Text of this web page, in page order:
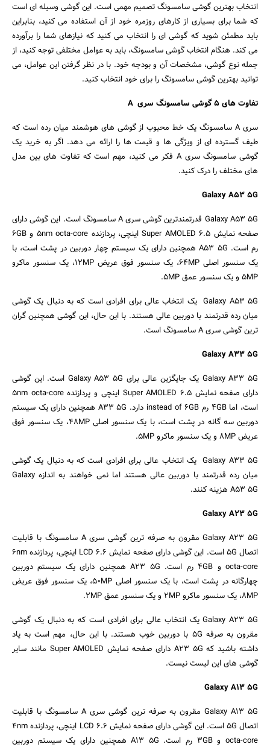
انتخاب بهترین گوشی سامسونگ تصمیم مهمی است. این گوشی وسیله ای است
که شما برای بسیاری از کارهای روزمره خود از آن استفاده می کنید، بنابراین
باید مطمئن شوید که گوشی ای را انتخاب می کنید که نیازهای شما را برآورده
می کند. هنگام انتخاب گوشی سامسونگ، باید به عوامل مختلفی توجه کنید، از
جمله نوع گوشی، مشخصات آن و بودجه خود. با در نظر گرفتن این عوامل، می
توانید بهترین گوشی سامسونگ را برای خود انتخاب کنید.
تفاوت های 5 گوشی سامسونگ سری
سری A سامسونگ یک خط محبوب از گوشی های هوشمند میان رده است که
طیف گسترده ای از ویژگی ها و قیمت ها را ارائه می دهد. اگر به خرید یک
گوشی سامسونگ سری A فکر می کنید، مهم است که تفاوت های بین مدل
های مختلف را درک کنید.
Galaxy A53 5G
Galaxy A53 5G قدرتمندترین گوشی سری A سامسونگ است. این گوشی دارای
صفحه نمایش Super AMOLED 6.5 اینچی، پردازنده 5nm octa-core و 6GB
رم است. A53 5G همچنین دارای یک سیستم چهار دوربین در پشت است، با
یک سنسور اصلی 64MP، یک سنسور فوق عریض 12MP، یک سنسور ماکرو
5MP و یک سنسور عمق 5MP.
Galaxy A53 5G یک انتخاب عالی برای افرادی است که به دنبال یک گوشی
میان رده قدرتمند با دوربین عالی هستند. با این حال، این گوشی همچنین گران
ترین گوشی سری A سامسونگ است.
Galaxy A33 5G
Galaxy A33 5G یک جایگزین عالی برای Galaxy A53 5G است. این گوشی
دارای صفحه نمایش Super AMOLED 6.5 اینچی و پردازنده 5nm octa-core
است، اما 4GB رم instead of 6GB دارد. A33 5G همچنین دارای یک سیستم
دوربین سه گانه در پشت است، با یک سنسور اصلی 48MP، یک سنسور فوق
عریض 8MP و یک سنسور ماکرو 5MP.
Galaxy A33 5G یک انتخاب عالی برای افرادی است که به دنبال یک گوشی
میان رده قدرتمند با دوربین عالی هستند اما نمی خواهند به اندازه Galaxy
A53 5G هزینه کنند.
Galaxy A23 5G
Galaxy A23 5G مقرون به صرفه ترین گوشی سری A سامسونگ با قابلیت
اتصال 5G است. این گوشی دارای صفحه نمایش LCD 6.6 اینچی، پردازنده 6nm
octa-core و 4GB رم است. A23 5G همچنین دارای یک سیستم دوربین
چهارگانه در پشت است، با یک سنسور اصلی 50MP، یک سنسور فوق عریض
8MP، یک سنسور ماکرو 2MP و یک سنسور عمق 2MP.
Galaxy A23 5G یک انتخاب عالی برای افرادی است که به دنبال یک گوشی
مقرون به صرفه 5G با دوربین خوب هستند. با این حال، مهم است به یاد
داشته باشید که A23 5G دارای صفحه نمایش Super AMOLED مانند سایر
گوشی های این لیست نیست.
Galaxy A13 5G
Galaxy A13 5G مقرون به صرفه ترین گوشی سری A سامسونگ با قابلیت
اتصال 5G است. این گوشی دارای صفحه نمایش LCD 6.6 اینچی، پردازنده 4nm
octa-core و 3GB رم است. A13 5G همچنین دارای یک سیستم دوربین